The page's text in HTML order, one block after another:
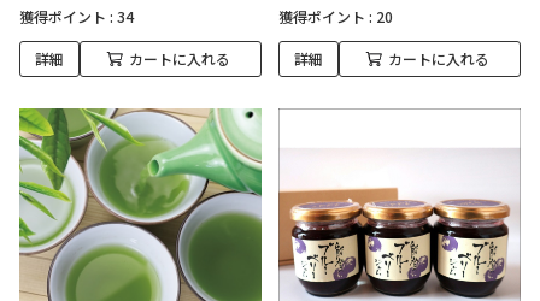
獲得ポイント : 34
詳細 カートに入れる
獲得ポイント : 20
詳細 カートに入れる